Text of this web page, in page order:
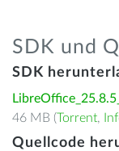
SDK und
SDK
46 MB (Torrent,
Quellcode